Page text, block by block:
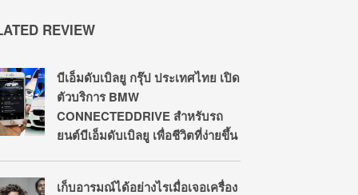
REVIEW
บีเอ็มดับเบิลยู กรุ๊ป ประเทศไทย เปิด
ตัวบริการ BMW
CONNECTEDDRIVE สำหรับรถ
ยนต์บีเอ็มดับเบิลยู เพื่อชีวิตที่ง่ายขึ้น
เก็บอารมณ์ได้อย่างไรเมื่อเจอเครื่อง